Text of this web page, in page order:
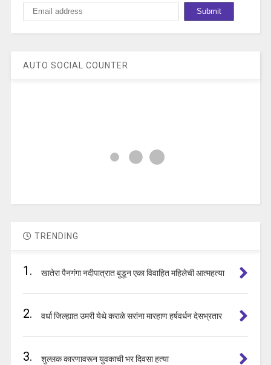
AUTO SOCIAL COUNTER
TRENDING
1. खातेरा पैनगंगा नदीपात्रात बुडून एका विवाहित महिलेची आत्महत्या
2. वर्धा जिल्ह्यात उमरी येथे कराळे सरांना मारहाण हर्षवर्धन देसभ्रतार
3. शुल्लक कारणावरून युवकाची भर दिवसा हत्या